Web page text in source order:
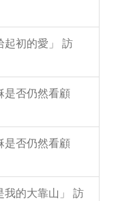
起初的愛」 訪
是否仍然看顧
是否仍然看顧
我的大靠山」 訪